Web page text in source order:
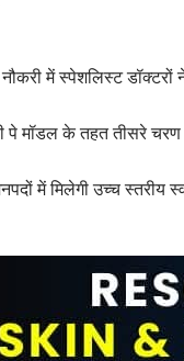
नौकरी में स्पेशलिस्ट डॉक्टरों
पे मॉडल के तहत तीसरे चरण
में मिलेगी उच्च स्तरीय